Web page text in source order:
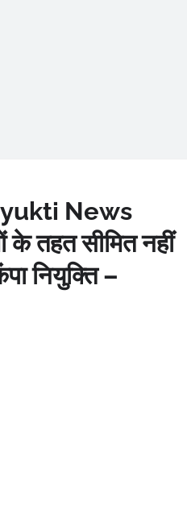
News
के तहत सीमित नहीं
नियुक्ति –